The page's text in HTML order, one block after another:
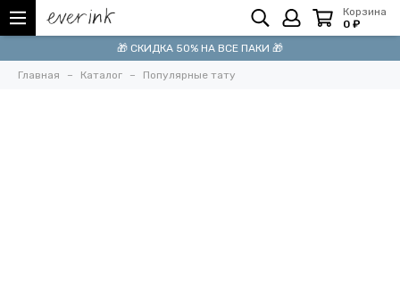
Корзина
0 ₽
🎁 СКИДКА 50% НА ВСЕ ПАКИ 🎁
Главная Каталог Популярные тату